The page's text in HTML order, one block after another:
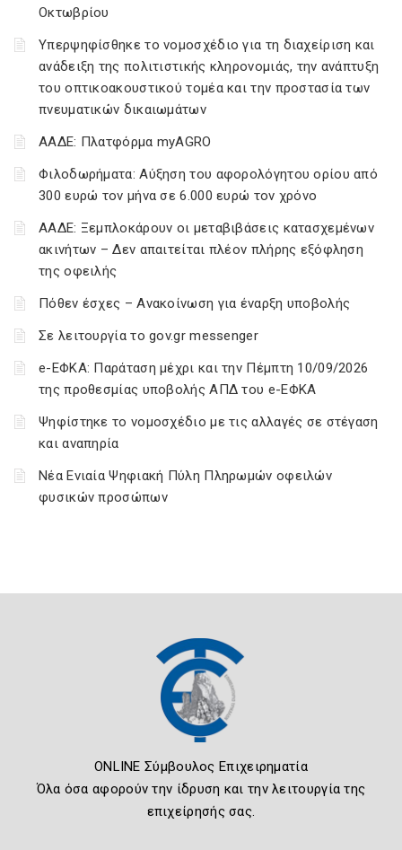
Οκτωβρίου
Υπερψηφίσθηκε το νομοσχέδιο για τη διαχείριση και
ανάδειξη της πολιτιστικής κληρονομιάς, την ανάπτυξη
του οπτικοακουστικού τομέα και την προστασία των
πνευματικών δικαιωμάτων
ΑΑΔΕ: Πλατφόρμα myAGRO
Φιλοδωρήματα: Αύξηση του αφορολόγητου ορίου από
300 ευρώ τον μήνα σε 6.000 ευρώ τον χρόνο
ΑΑΔΕ: Ξεμπλοκάρουν οι μεταβιβάσεις κατασχεμένων
ακινήτων – Δεν απαιτείται πλέον πλήρης εξόφληση
της οφειλής
Πόθεν έσχες – Ανακοίνωση για έναρξη υποβολής
Σε λειτουργία το gov.gr messenger
e-ΕΦΚΑ: Παράταση μέχρι και την Πέμπτη 10/09/2026
της προθεσμίας υποβολής ΑΠΔ του e-ΕΦΚΑ
Ψηφίστηκε το νομοσχέδιο με τις αλλαγές σε στέγαση
και αναπηρία
Νέα Ενιαία Ψηφιακή Πύλη Πληρωμών οφειλών
φυσικών προσώπων
ONLINE Σύμβουλος Επιχειρηματία
Όλα όσα αφορούν την ίδρυση και την λειτουργία της
επιχείρησής σας.